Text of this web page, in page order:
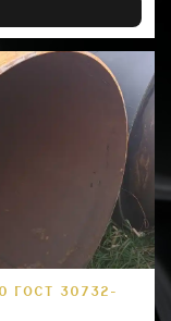
ГОСТ 30732-